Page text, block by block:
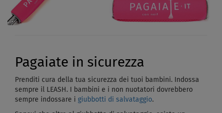
Pagaiate in sicurezza
Prenditi cura della tua sicurezza dei tuoi bambini. Indossa
sempre il LEASH. I bambini e i non nuotatori dovrebbero
sempre indossare i giubbotti di salvataggio.